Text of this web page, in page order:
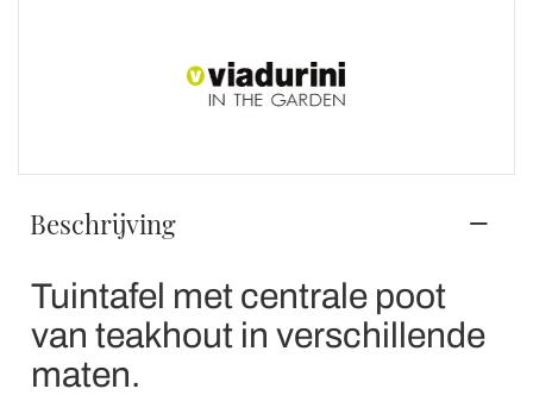
Beschrijving
Tuintafel met centrale poot
van teakhout in verschillende
maten.